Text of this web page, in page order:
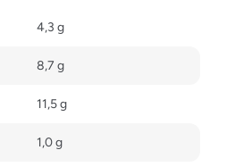
4,3 g
8,7 g
11,5 g
1,0 g